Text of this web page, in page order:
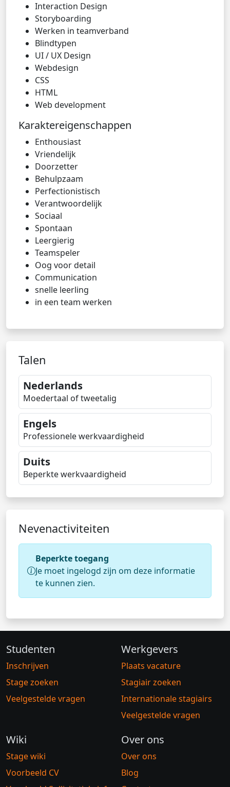
Interaction Design
Storyboarding
Werken in teamverband
Blindtypen
UI / UX Design
Webdesign
CSS
HTML
Web development
Karaktereigenschappen
Enthousiast
Vriendelijk
Doorzetter
Behulpzaam
Perfectionistisch
Verantwoordelijk
Sociaal
Spontaan
Leergierig
Teamspeler
Oog voor detail
Communication
snelle leerling
in een team werken
Talen
Nederlands
Moedertaal of tweetalig
Engels
Professionele werkvaardigheid
Duits
Beperkte werkvaardigheid
Nevenactiviteiten
Beperkte toegang
Je moet ingelogd zijn om deze informatie
te kunnen zien.
Studenten
Inschrijven
Stage zoeken
Veelgestelde vragen
Werkgevers
Plaats vacature
Stagiair zoeken
Internationale stagiairs
Veelgestelde vragen
Wiki
Stage wiki
Voorbeeld CV
Over ons
Over ons
Blog